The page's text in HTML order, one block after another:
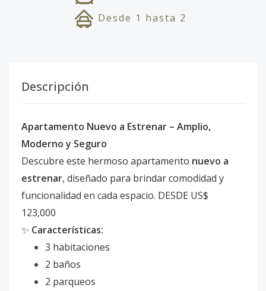
Desde 1 hasta 2
Descripción
Apartamento Nuevo a Estrenar – Amplio,
Moderno y Seguro
Descubre este hermoso apartamento nuevo a
estrenar, diseñado para brindar comodidad y
funcionalidad en cada espacio. DESDE US$
123,000
✨ Características:
3 habitaciones
2 baños
2 parqueos